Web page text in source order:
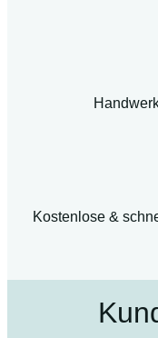
Kostenlose &